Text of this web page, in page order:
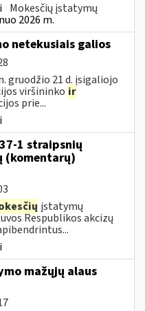
Mokesčių įstatymų
2026 m.
netekusiais galios
gruodžio 21 d. įsigaliojo
viršininko ir
prie...
37-1 straipsnių
(komentarų)
įstatymų
Respublikos akcizų
mažųjų alaus